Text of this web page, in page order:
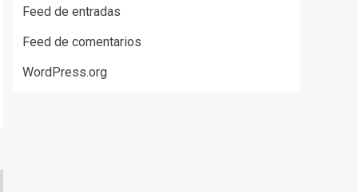
Feed de entradas
Feed de comentarios
WordPress.org